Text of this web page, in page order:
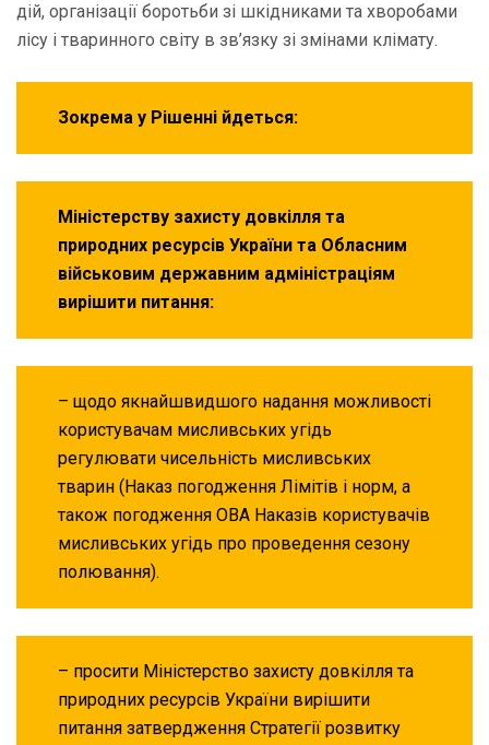
дій, організації боротьби зі шкідниками та хворобами
лісу і тваринного світу в зв’язку зі змінами клімату.
Зокрема у Рішенні йдеться:
Міністерству захисту довкілля та
природних ресурсів України та Обласним
військовим державним адміністраціям
вирішити питання:
– щодо якнайшвидшого надання можливості
користувачам мисливських угідь
регулювати чисельність мисливських
тварин (Наказ погодження Лімітів і норм, а
також погодження ОВА Наказів користувачів
мисливських угідь про проведення сезону
полювання).
– просити Міністерство захисту довкілля та
природних ресурсів України вирішити
питання затвердження Стратегії розвитку